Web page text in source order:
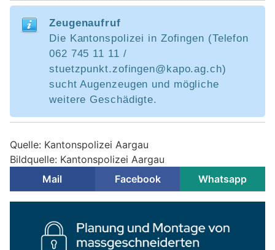
Zeugenaufruf
Die Kantonspolizei in Zofingen (Telefon
062 745 11 11 /
stuetzpunkt.zofingen@kapo.ag.ch)
sucht Augenzeugen und mögliche
weitere Geschädigte.
Quelle: Kantonspolizei Aargau
Bildquelle: Kantonspolizei Aargau
Mail
Facebook Whatsapp